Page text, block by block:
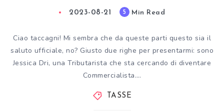
2023-08-21 5 Min Read
Ciao taccagni! Mi sembra che da queste parti questo sia il
saluto ufficiale, no? Giusto due righe per presentarmi: sono
Jessica Dri, una Tributarista che sta cercando di diventare
Commercialista….
TASSE